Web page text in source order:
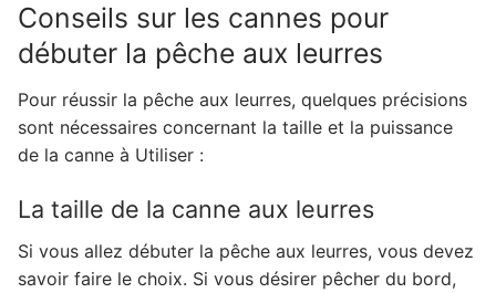
Conseils sur les cannes pour
débuter la pêche aux leurres
Pour réussir la pêche aux leurres, quelques précisions
sont nécessaires concernant la taille et la puissance
de la canne à Utiliser :
La taille de la canne aux leurres
Si vous allez débuter la pêche aux leurres, vous devez
savoir faire le choix. Si vous désirer pêcher du bord,